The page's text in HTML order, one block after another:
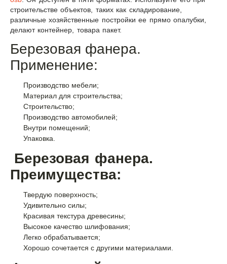
строительстве объектов, таких как складирование,
различные хозяйственные постройки ее прямо опалубки,
делают контейнер, товара пакет.
Березовая фанера.
Применение:
Производство мебели;
Материал для строительства;
Строительство;
Производство автомобилей;
Внутри помещений;
Упаковка.
Березовая фанера.
Преимущества:
Твердую поверхность;
Удивительно силы;
Красивая текстура древесины;
Высокое качество шлифования;
Легко обрабатывается;
Хорошо сочетается с другими материалами.